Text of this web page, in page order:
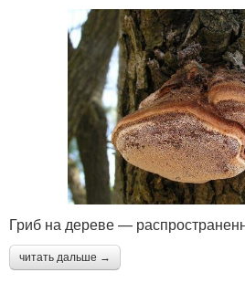
Гриб на дереве —
читать дальше →